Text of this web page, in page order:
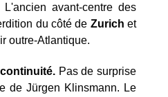
L'ancien avant-centre des
du côté de Zurich et
outre-Atlantique.
Pas de surprise
de Jürgen Klinsmann. Le